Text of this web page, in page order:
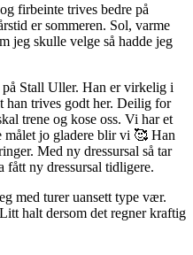
firbeinte trives bedre på
er sommeren. Sol, varme
jeg skulle velge så hadde jeg
på Stall Uller. Han er virkelig i
han trives godt her. Deilig for
trene og kose oss. Vi har et
jo gladere blir vi 🥰 Han
Med ny dressursal så tar
fått ny dressursal tidligere.
med turer uansett type vær.
halt dersom det regner kraftig